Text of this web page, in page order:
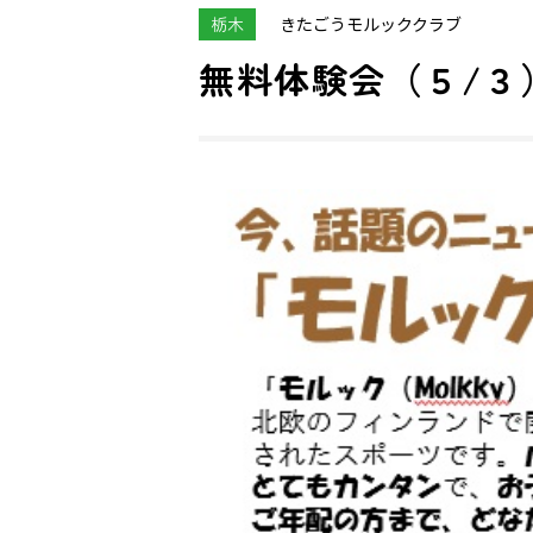
栃木 きたごうモルッククラブ
無料体験会（５/３